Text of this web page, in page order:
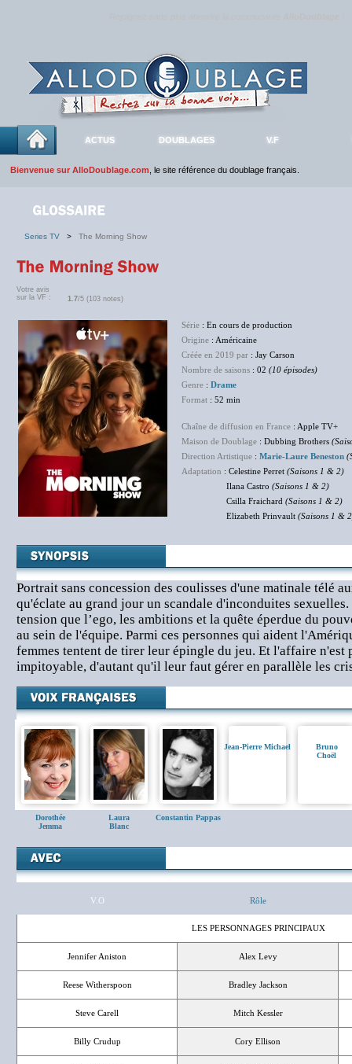
ACTUS DOUBLAGES V.F
Bienvenue sur AlloDoublage.com , le site référence du doublage français.
Series TV > The Morning Show
Votre avis
sur la VF :
1.7/5 (103 notes)
Série : En cours de production
Origine : Américaine
Créée en 2019 par : Jay Carson
Nombre de saisons : 02 (10 épisodes)
Genre : Drame
Format : 52 min
Chaîne de diffusion en France : Apple TV+
Maison de Doublage : Dubbing Brothers
Direction Artistique : Marie-Laure Beneston
Adaptation : Celestine Perret (Saisons 1 & 2)
Ilana Castro (Saisons 1 & 2)
Csilla Fraichard (Saisons 1 & 2)
Elizabeth Prinvault (Saisons 1 &
Portrait sans concession des coulisses d'une matinale télé
qu'éclate au grand jour un scandale d'inconduites
tension que l’ego, les ambitions et la quête éperdue du
au sein de l'équipe. Parmi ces personnes qui aident
femmes tentent de tirer leur épingle du jeu. Et l'affaire n'est
impitoyable, d'autant qu'il leur faut gérer en parallèle les
Dorothée
Jemma
Laura
Blanc
Constantin Pappas
Jean-Pierre Michael
Bruno
Choël
V.O Rôle
LES PERSONNAGES PRINCIPAUX
Jennifer Aniston Alex Levy
Reese Witherspoon Bradley Jackson
Steve Carell Mitch Kessler
Billy Crudup Cory Ellison